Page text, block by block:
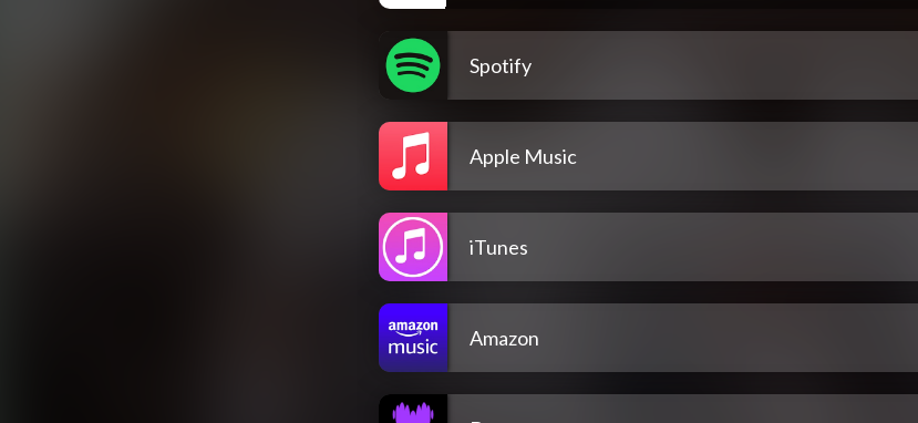
Spotify
Apple Music
iTunes
Amazon